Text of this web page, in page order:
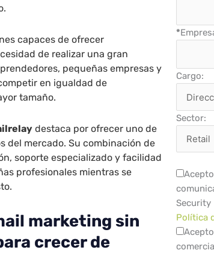
capaces de ofrecer
de realizar una gran
pequeñas empresas y
en igualdad de
tamaño.
destaca por ofrecer uno de
del mercado. Su combinación de
soporte especializado y facilidad
profesionales mientras se
marketing sin
crecer de
*
Cargo:
Sector:
Security
Política